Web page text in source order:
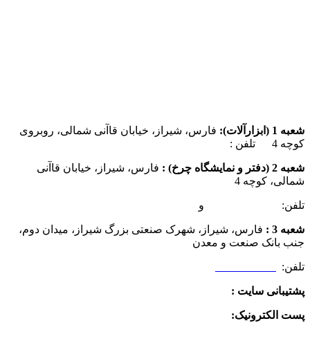
شعبه 1 (ابزارآلات):
فارس، شیراز، خیابان قاآنی شمالی، روبروی
کوچه 4 تلفن :
شعبه 2 (دفتر و نمایشگاه چرخ) :
فارس، شیراز، خیابان قاآنی
شمالی، کوچه 4
تلفن: و
شعبه 3 :
فارس، شیراز، شهرک صنعتی بزرگ شیراز، میدان دوم،
جنب بانک صنعت و معدن
تلفن:
پشتیبانی سایت :
پست الکترونیک: